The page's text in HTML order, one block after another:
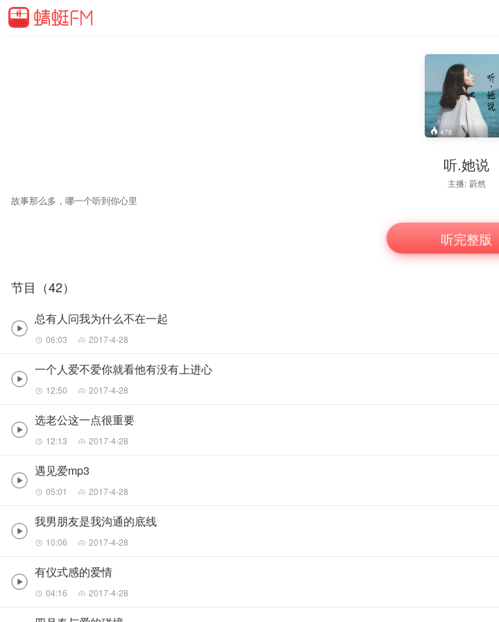
476
听.她说
主播: 蔚然
故事那么多，哪一个听到你心里
听完整版
节目（42）
总有人问我为什么不在一起
06:03 2017-4-28
一个人爱不爱你就看他有没有上进心
12:50 2017-4-28
选老公这一点很重要
12:13 2017-4-28
遇见爱mp3
05:01 2017-4-28
我男朋友是我沟通的底线
10:06 2017-4-28
有仪式感的爱情
04:16 2017-4-28